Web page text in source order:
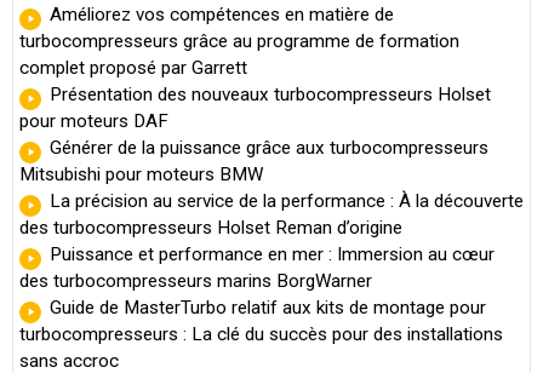
Améliorez vos compétences en matière de
turbocompresseurs grâce au programme de formation
complet proposé par Garrett
Présentation des nouveaux turbocompresseurs Holset
pour moteurs DAF
Générer de la puissance grâce aux turbocompresseurs
Mitsubishi pour moteurs BMW
La précision au service de la performance : À la découverte
des turbocompresseurs Holset Reman d’origine
Puissance et performance en mer : Immersion au cœur
des turbocompresseurs marins BorgWarner
Guide de MasterTurbo relatif aux kits de montage pour
turbocompresseurs : La clé du succès pour des installations
sans accroc